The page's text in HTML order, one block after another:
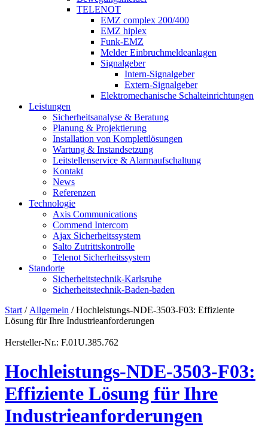
TELENOT
EMZ complex 200/400
EMZ hiplex
Funk-EMZ
Melder Einbruchmeldeanlagen
Signalgeber
Intern-Signalgeber
Extern-Signalgeber
Elektromechanische Schalteinrichtungen
Leistungen
Sicherheitsanalyse & Beratung
Planung & Projektierung​
Installation von Komplettlösungen
Wartung & Instandsetzung
Leitstellenservice & Alarmaufschaltung
Kontakt
News
Referenzen
Technologie
Axis Communications
Commend Intercom
Ajax Sicherheitssystem​
Salto Zutrittskontrolle
Telenot Sicherheitssystem
Standorte
Sicherheitstechnik-Karlsruhe
Sicherheitstechnik-Baden-baden
Start / Allgemein / Hochleistungs-NDE-3503-F03: Effiziente
Lösung für Ihre Industrieanforderungen
Hersteller-Nr.: F.01U.385.762
Hochleistungs-NDE-3503-F03:
Effiziente Lösung für Ihre
Industrieanforderungen